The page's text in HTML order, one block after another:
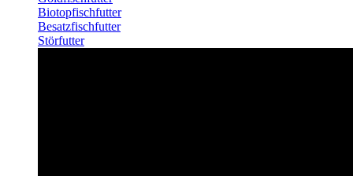
Biotopfischfutter
Besatzfischfutter
Störfutter